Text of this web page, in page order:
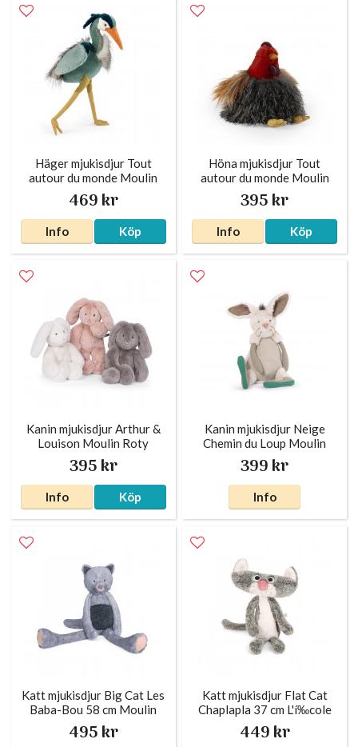
Häger mjukisdjur Tout
autour du monde Moulin
Roty
469 kr
Info Köp
Höna mjukisdjur Tout
autour du monde Moulin
Roty
395 kr
Info Köp
Kanin mjukisdjur Arthur &
Louison Moulin Roty
395 kr
Info Köp
Kanin mjukisdjur Neige
Chemin du Loup Moulin
Roty
399 kr
Info
Katt mjukisdjur Big Cat Les
Baba-Bou 58 cm Moulin
Roty
495 kr
Katt mjukisdjur Flat Cat
Chaplapla 37 cm L'í‰cole
des Loisirs Moulin Roty x
449 kr